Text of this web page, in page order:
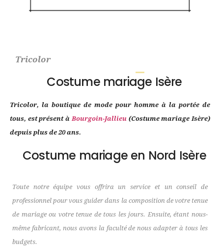
Costume mariage en Nord Isère
Toute notre équipe vous offrira un service et un conseil de
professionnel pour vous guider dans la composition de votre tenue
de mariage ou votre tenue de tous les jours. Ensuite, étant nous-
même fabricant, nous avons la faculté de nous adapter à tous les
budgets.
Tricolor
Costume mariage Isère
Tricolor, la boutique de mode pour homme à la portée de
tous, est présent àBourgoin-Jallieu(Costume mariage Isère)
depuis plus de 20 ans.